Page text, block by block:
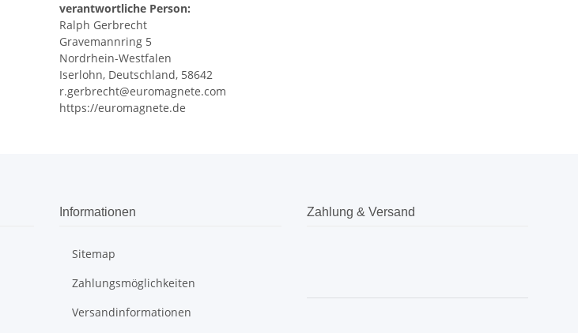
verantwortliche Person:
Ralph Gerbrecht
Gravemannring 5
Nordrhein-Westfalen
Iserlohn, Deutschland, 58642
r.gerbrecht@euromagnete.com
https://euromagnete.de
Informationen
Sitemap
Zahlungsmöglichkeiten
Versandinformationen
Zahlung & Versand